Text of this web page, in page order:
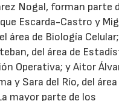
Nogal, forman parte
Escarda-Castro y
área de Biología
del área de
Operativa; y Aitor
y Sara del Río, del área
mayor parte de los